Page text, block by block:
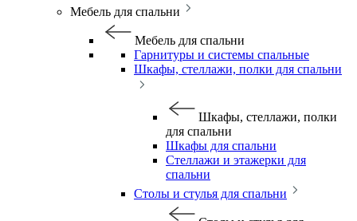
Мебель для спальни
Мебель для спальни
Гарнитуры и системы спальные
Шкафы, стеллажи, полки для спальни
Шкафы, стеллажи, полки
для спальни
Шкафы для спальни
Стеллажи и этажерки для
спальни
Столы и стулья для спальни